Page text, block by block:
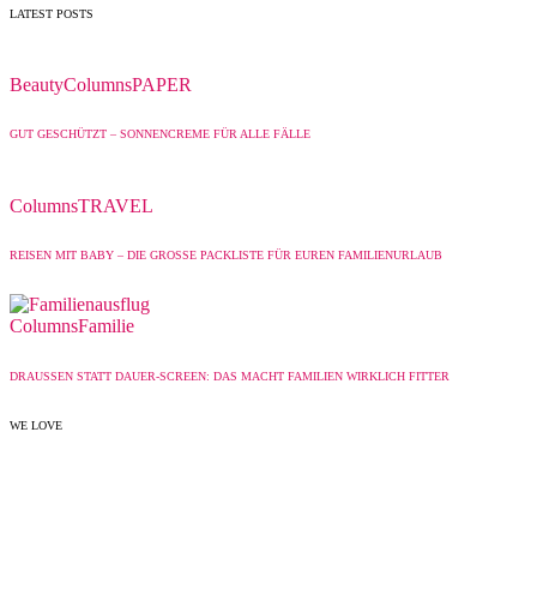
LATEST POSTS
BeautyColumnsPAPER
GUT GESCHÜTZT – SONNENCREME FÜR ALLE FÄLLE
ColumnsTRAVEL
REISEN MIT BABY – DIE GROSSE PACKLISTE FÜR EUREN FAMILIENURLAUB
ColumnsFamilie
DRAUSSEN STATT DAUER-SCREEN: DAS MACHT FAMILIEN WIRKLICH FITTER
WE LOVE